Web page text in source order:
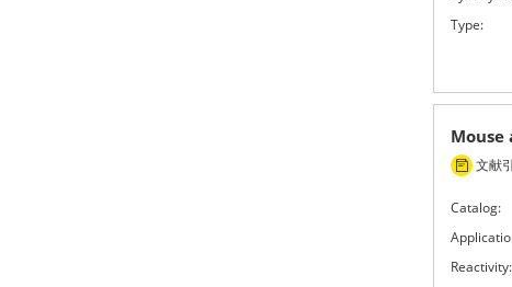
Type:
Mouse
文献
Catalog:
Reactivity: